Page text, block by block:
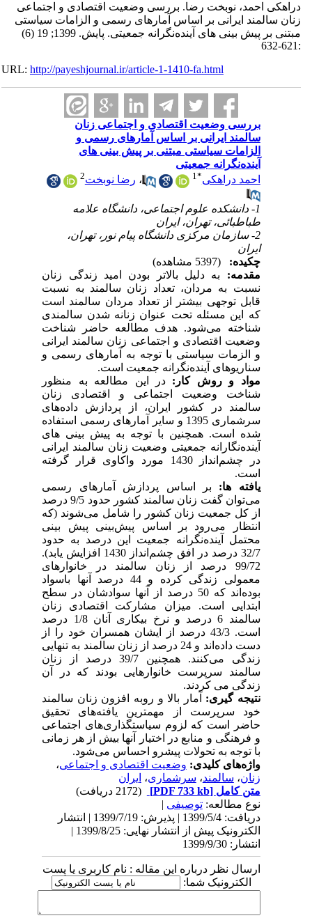
دراهکی احمد، نوبخت رضا. بررسی وضعیت اقتصادی و اجتماعی
زنان سالمند ایرانی بر اساس آمارهای رسمی و الزامات سیاستی
مبتنی بر پیش بینی های آینده‌نگرانه جمعیتی. پایش. 1399; 19 (6)
URL:http://payeshjournal.ir/article-1-1410-fa.html
بررسی وضعیت اقتصادی و اجتماعی زنان
سالمند ایرانی بر اساس آمارهای رسمی و
الزامات سیاستی مبتنی بر پیش بینی های
آینده‌نگرانه جمعیتی
احمد دراهکی
1 ،رضا نوبخت2
1- دانشکده علوم اجتماعی، دانشگاه علامه
طباطبائی، تهران، ایران
2- سازمان مرکزی دانشگاه پیام نور، تهران،
ایران
چکیده:
مقدمه: به دلیل بالاتر بودن امید زندگی زنان
نسبت به مردان، تعداد زنان سالمند به نسبت
قابل توجهی بیشتر از تعداد مردان سالمند است
که این مسئله تحت عنوان زنانه شدن سالمندی
شناخته میشود. هدف مطالعه حاضر شناخت
وضعیت اقتصادی و اجتماعی زنان سالمند ایرانی
و الزمات سیاستی با توجه به آمارهای رسمی و
سناریوهای آینده‌نگرانه جمعیت است.
مواد و روش کار: در این مطالعه به منظور
شناخت وضعیت اجتماعی و اقتصادی زنان
سالمند در کشور ایران، از پردازش داده‌های
سرشماری 1395 و سایر آمارهای رسمی استفاده
شده است. همچنین با توجه به پیش بینی های
آینده‌نگارانه جمعیتی وضعیت زنان سالمند ایرانی
در چشم‌انداز 1430 مورد واکاوی قرار گرفته
است.
یافته ها:
بر اساس پردازش آمارهای رسمی
می‌توان گفت زنان سالمند کشور حدود 9/5 درصد
از کل جمعیت زنان کشور را شامل میشوند (که
انتظار می‌رود بر اساس پیش‌بینی پیش بینی
محتمل آینده‌نگرانه جمعیت این درصد به حدود
32/7 درصد در افق چشم‌انداز 1430 افزایش یابد).
99/72 درصد از زنان سالمند در خانوارهای
معمولی زندگی کرده و 44 درصد آنها باسواد
بوده
اند که 50 درصد از آنها سوادشان در سطح
ابتدایی است. میزان مشارکت اقتصادی زنان
سالمند 6 درصد و نرخ بیکاری آنان 1/8 درصد
است. 43/3 درصد از ایشان همسران خود را از
دست داده
اند و 24 درصد از زنان سالمند به تنهایی
زندگی می
کنند. همچنین 39/7 درصد از زنان
سالمند سرپرست خانوارهایی بودند که در آن
زندگی می کردند.
نتیجه گیری: آمار بالا و روبه افزون زنان سالمند
خود سرپرست از مهمترین یافتههای تحقیق
حاضر است که لزوم سیاستگذاری‌های اجتماعی
و فرهنگی و منابع در اختیار آنها بیش از هر زمانی
با توجه به تحولات پیشرو احساس می‌شود.
واژه‌های کلیدی:وضعیت اقتصادی و اجتماعی،
زنان،سالمند،سرشماری،ایران
متن کامل[PDF 733 kb]
نوع مطالعه:توصیفی|
دریافت: 1399/5/4 | پذیرش: 1399/7/19 | انتشار
الکترونیک پیش از انتشار نهایی: 1399/8/25 |
انتشار: 1399/9/30
ارسال نظر درباره این مقاله : نام کاربری یا پست
الکترونیک شما: